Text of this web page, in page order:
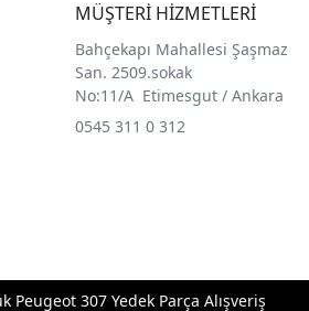
MÜŞTERİ HİZMETLERİ
Bahçekapı Mahallesi Şaşmaz
San. 2509.sokak
No:11/A Etimesgut / Ankara
0545 311 0 312
Peugeot 307 Yedek Parça Alışveriş